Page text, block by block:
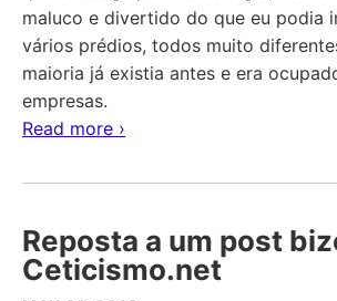
maluco e divertido do que eu podia
vários prédios, todos muito
maioria já existia antes e era
empresas.
Read more ›
Reposta a um post
Ceticismo.net